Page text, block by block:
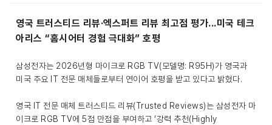
영국 트러스티드 리뷰·엑스퍼트 리뷰 최고점 평가...미국 테크
아리스 “홈시어터 경험 극대화” 호평
삼성전자는 2026년형 마이크로 RGB TV(모델명: R95H)가 영국과
미국 주요 IT 전문 매체들로부터 연이어 호평을 받고 있다고 밝혔다.
영국 IT 전문 매체 트러스티드 리뷰(Trusted Reviews)는 삼성전자 마
이크로 RGB TV에 5점 만점을 부여하고 ‘강력 추천(Highly